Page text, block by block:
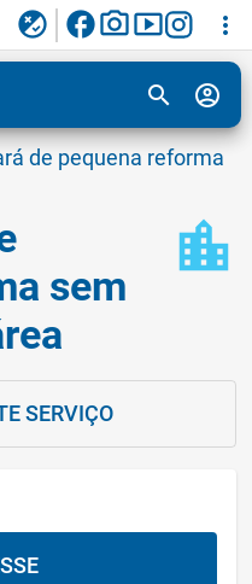
de Campinas
de tela para
3
flaky facebookphoto_camerasmart_display more_vert
search account_circle
de pequena reforma
location_city
sem
SERVIÇO